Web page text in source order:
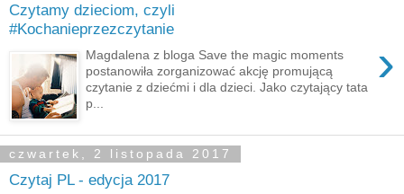
Czytamy dzieciom, czyli
#Kochanieprzezczytanie
›
Magdalena z bloga Save the magic moments
postanowiła zorganizować akcję promującą
czytanie z dziećmi i dla dzieci. Jako czytający tata
p...
czwartek, 2 listopada 2017
Czytaj PL - edycja 2017